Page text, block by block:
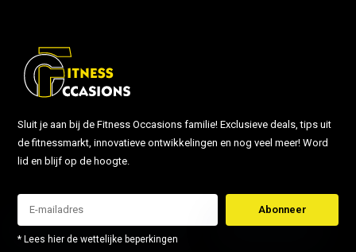
Sluit je aan bij de Fitness Occasions familie! Exclusieve deals, tips uit
de fitnessmarkt, innovatieve ontwikkelingen en nog veel meer! Word
lid en blijf op de hoogte.
Abonneer
* Lees hier de wettelijke beperkingen